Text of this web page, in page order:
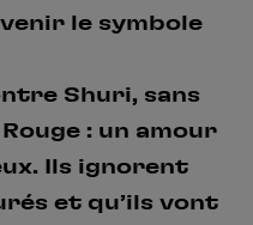
le symbole
Shuri, sans
: un amour
Ils ignorent
et qu’ils vont